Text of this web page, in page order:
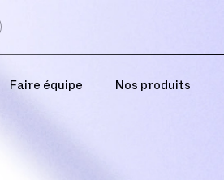
Faire équipe Nos produits